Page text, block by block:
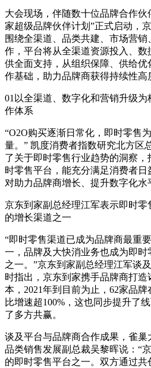
大会现场，伴随数十位品牌合作伙
家超级品牌伙伴计划”正式启动，
围绕全渠道、品类共建、市场营
作，平台将从全渠道资源投入、
供全面支持，从组织保障、供给
作基础，助力品牌商获得持续性高
01以全渠道、数字化和营销升级
作体系
“O2O购买逐渐日常化，即时零售
量。” 凯度消费者指数研究北方区
了关于即时零售行业趋势的洞察
时零售平台，能充分满足消费者日
对助力品牌商增长、提升数字化水
京东到家副总经理江军表示即时
的增长渠道之一
“即时零售渠道已成为品牌商最重
一，品牌及大快消业务也成为即
之一。”京东到家副总经理江军谈
时指出，京东到家携手品牌商打
本，2021年到目前为止，62家品
比增速超100%，这也同步提升了
了多方共赢。
谈及平台与品牌商合作成果，雀巢
品类销售发展副总裁吴黎晖说：“
的即时零售平台之一。双方通过